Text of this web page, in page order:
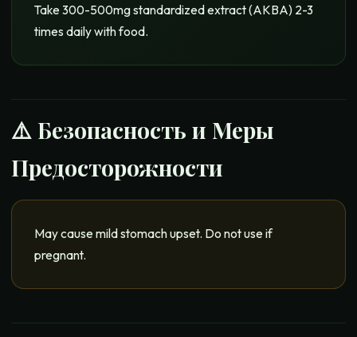
Take 300-500mg standardized extract (AKBA) 2-3
times daily with food.
⚠️ Безопасность и Меры
Предосторожности
May cause mild stomach upset. Do not use if
pregnant.